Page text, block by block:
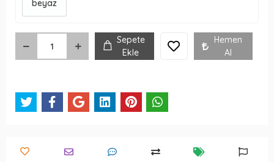
beyaz
Sepete
Ekle
Hemen
Al